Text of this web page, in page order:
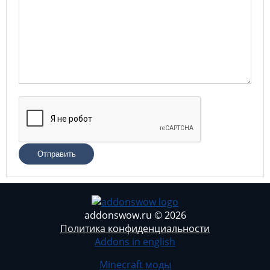
Отправить
addonswow.ru © 2026
Политика конфиденциальности
Addons in english
Minecraft моды